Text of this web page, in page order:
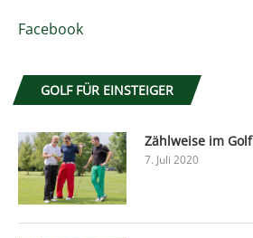
Facebook
GOLF FÜR EINSTEIGER
Zählweise im Golf
7. Juli 2020